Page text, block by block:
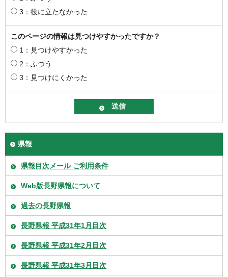
3：役に立たなかった
このページの情報は見つけやすかったですか？
1：見つけやすかった
2：ふつう
3：見つけにくかった
県報
県報目次メール ご利用条件
Web版長野県報について
過去の長野県報
長野県報 平成31年1月目次
長野県報 平成31年2月目次
長野県報 平成31年3月目次